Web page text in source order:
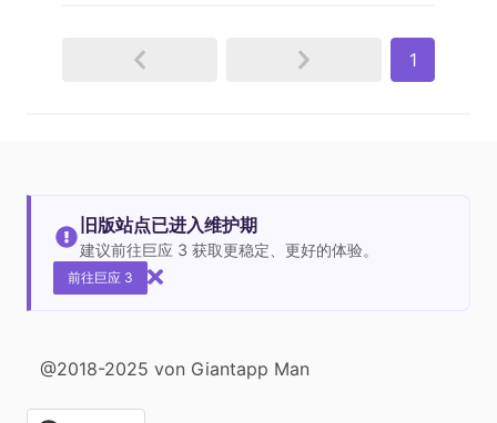
1
旧版站点已进入维护期
建议前往巨应 3 获取更稳定、更好的体验。
前往巨应 3
@2018-2025 von Giantapp Man